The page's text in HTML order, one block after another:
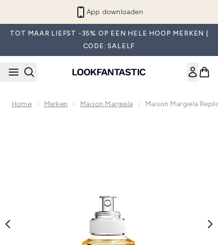
App downloaden
TOT MAAR LIEFST -35% OP EEN HELE HOOP MERKEN |
CODE: SALELF
Home Merken Maison Margiela Maison Margiela